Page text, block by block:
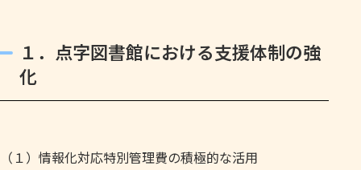
１．点字図書館における支援体制の強
化
（１）情報化対応特別管理費の積極的な活用